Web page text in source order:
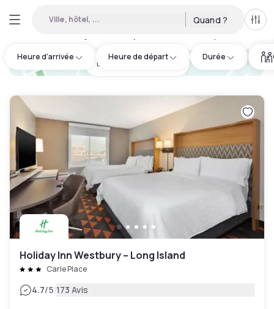
Ville, hôtel, ... Quand ?
Heure d'arrivée Heure de départ Durée
hotel.cta.view_map
Holiday Inn Westbury – Long Island
Carle Place
4.7/5|173 Avis